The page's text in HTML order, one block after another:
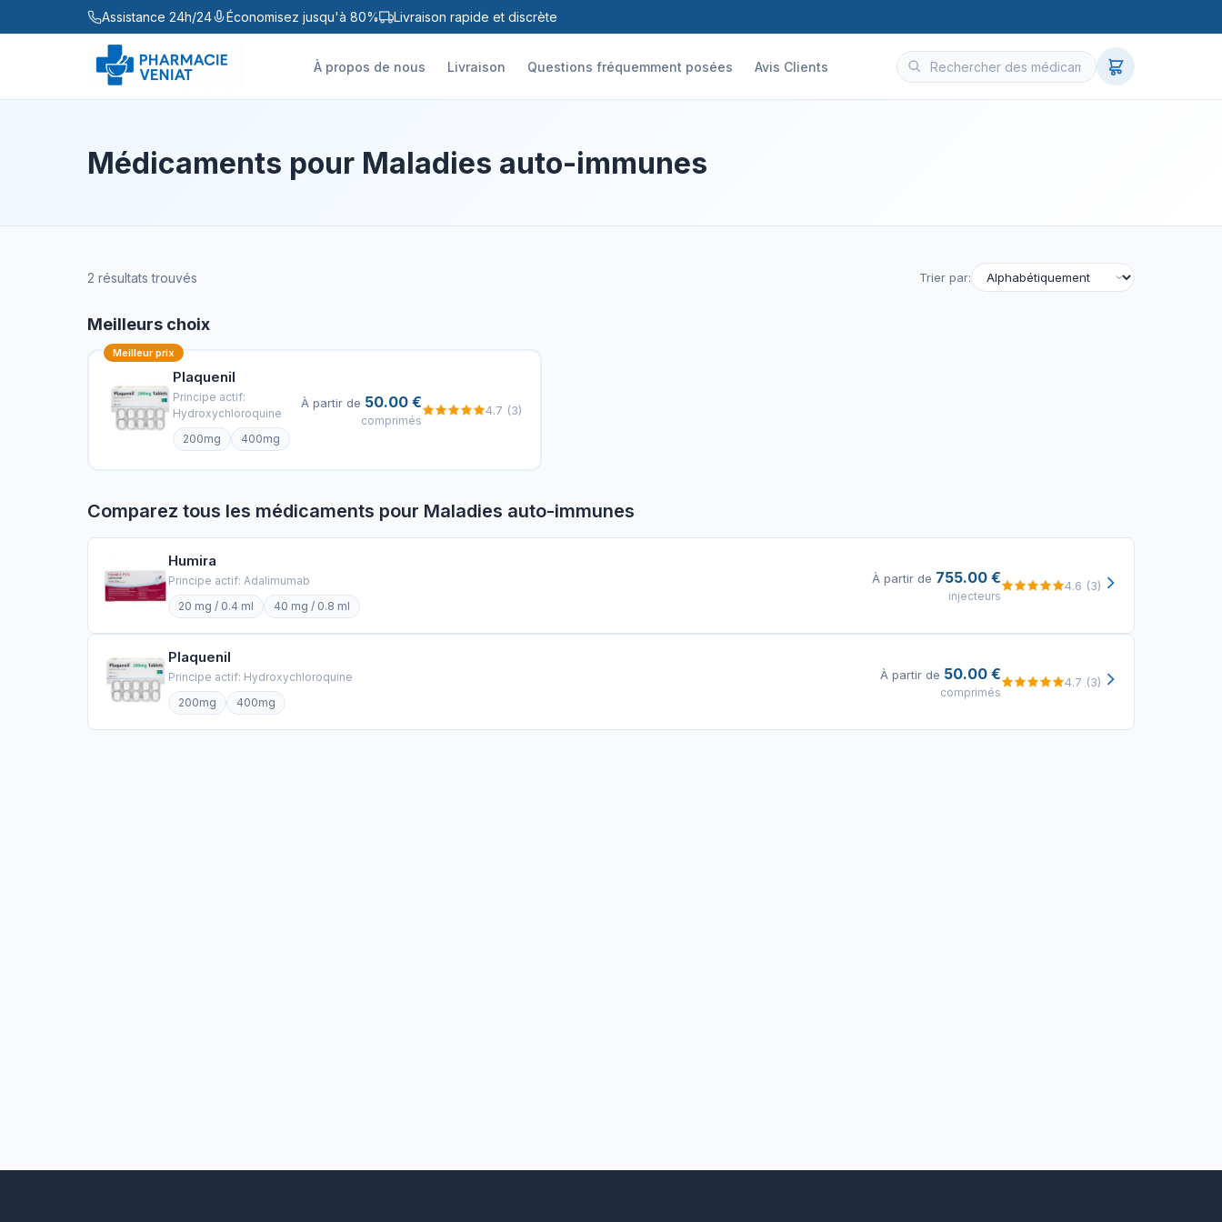
Assistance 24h/24 Économisez jusqu'à 80% Livraison rapide et discrète
À propos de nous Livraison Questions fréquemment posées Avis Clients
Médicaments pour Maladies auto-immunes
2 résultats trouvés Trier par:
Meilleurs choix
Meilleur prix
Plaquenil
Principe actif:
Hydroxychloroquine
200mg
400mg
À partir de 50.00 €
comprimés
4.7 (3)
Comparez tous les médicaments pour Maladies auto-immunes
Humira
Principe actif: Adalimumab
20 mg / 0.4 ml
40 mg / 0.8 ml
À partir de 755.00 €
injecteurs
4.6 (3)
Plaquenil
Principe actif: Hydroxychloroquine
200mg
400mg
À partir de 50.00 €
comprimés
4.7 (3)